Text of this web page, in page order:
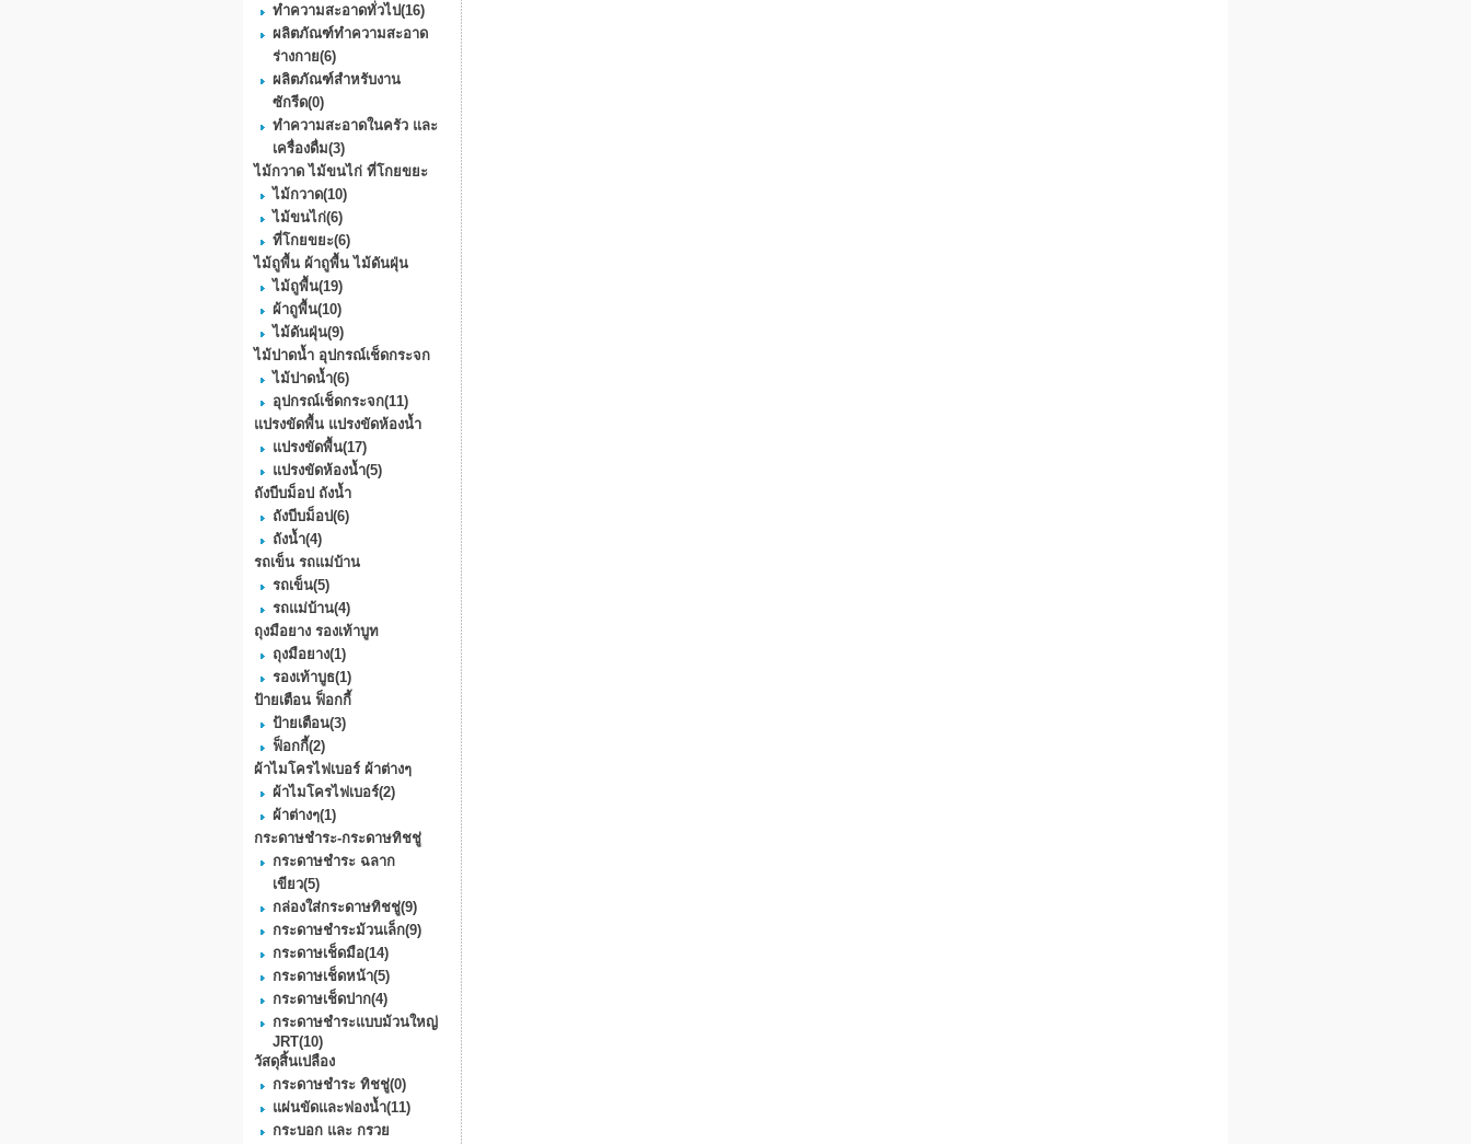
ทำความสะอาดทั่วไป(16)
ผลิตภัณฑ์ทำความสะอาด
ร่างกาย(6)
ผลิตภัณฑ์สำหรับงาน
ซักรีด(0)
ทำความสะอาดในครัว และ
เครื่องดื่ม(3)
ไม้กวาด ไม้ขนไก่ ที่โกยขยะ
ไม้กวาด(10)
ไม้ขนไก่(6)
ที่โกยขยะ(6)
ไม้ถูพื้น ผ้าถูพื้น ไม้ดันฝุ่น
ไม้ถูพื้น(19)
ผ้าถูพื้น(10)
ไม้ดันฝุ่น(9)
ไม้ปาดน้ำ อุปกรณ์เช็ดกระจก
ไม้ปาดน้ำ(6)
อุปกรณ์เช็ดกระจก(11)
แปรงขัดพื้น แปรงขัดห้องน้ำ
แปรงขัดพื้น(17)
แปรงขัดห้องน้ำ(5)
ถังบีบม็อป ถังน้ำ
ถังบีบม็อป(6)
ถังน้ำ(4)
รถเข็น รถแม่บ้าน
รถเข็น(5)
รถแม่บ้าน(4)
ถุงมือยาง รองเท้าบูท
ถุงมือยาง(1)
รองเท้าบูธ(1)
ป้ายเตือน ฟ็อกกี้
ป้ายเตือน(3)
ฟ็อกกี้(2)
ผ้าไมโครไฟเบอร์ ผ้าต่างๆ
ผ้าไมโครไฟเบอร์(2)
ผ้าต่างๆ(1)
กระดาษชำระ-กระดาษทิชชู่
กระดาษชำระ ฉลาก
เขียว(5)
กล่องใส่กระดาษทิชชู่(9)
กระดาษชําระม้วนเล็ก(9)
กระดาษเช็ดมือ(14)
กระดาษเช็ดหน้า(5)
กระดาษเช็ดปาก(4)
กระดาษชำระแบบม้วนใหญ่
JRT(10)
วัสดุสิ้นเปลือง
กระดาษชำระ ทิชชู่(0)
แผ่นขัดและฟองน้ำ(11)
กระบอก และ กรวย